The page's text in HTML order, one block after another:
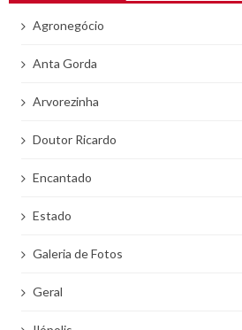
Agronegócio
Anta Gorda
Arvorezinha
Doutor Ricardo
Encantado
Estado
Galeria de Fotos
Geral